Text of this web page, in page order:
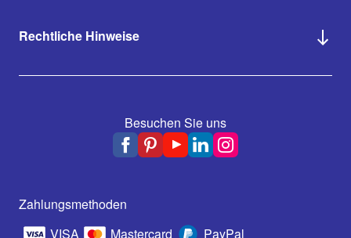
Rechtliche Hinweise
Besuchen Sie uns
Zahlungsmethoden
VISA
Mastercard PayPal